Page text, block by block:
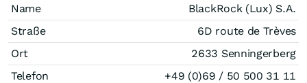
Name
BlackRock (Lux) S.A.
Straße
6D route de Trèves
Ort
2633 Senningerberg
Telefon
+49 (0)69 / 50 500 31 11